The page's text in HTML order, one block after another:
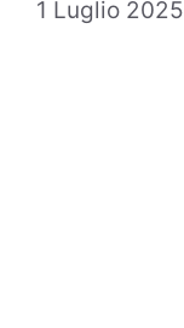
1 Luglio 2025